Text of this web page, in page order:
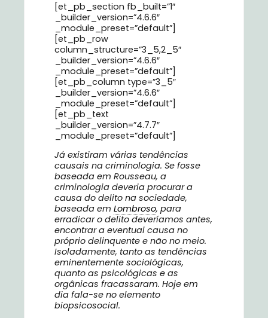
[et_pb_section fb_built=”1″
_builder_version=”4.6.6″
_module_preset=”default”]
[et_pb_row
column_structure=”3_5,2_5″
_builder_version=”4.6.6″
_module_preset=”default”]
[et_pb_column type=”3_5″
_builder_version=”4.6.6″
_module_preset=”default”]
[et_pb_text
_builder_version=”4.7.7″
_module_preset=”default”]
Já existiram várias tendências
causais na criminologia. Se fosse
baseada em Rousseau, a
criminologia deveria procurar a
causa do delito na sociedade,
baseada em Lombroso, para
erradicar o delito deveríamos antes,
encontrar a eventual causa no
próprio delinquente e não no meio.
Isoladamente, tanto as tendências
eminentemente sociológicas,
quanto as psicológicas e as
orgânicas fracassaram. Hoje em
dia fala-se no elemento
biopsicosocial.